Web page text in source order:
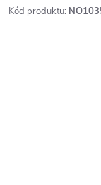
Kód produktu: